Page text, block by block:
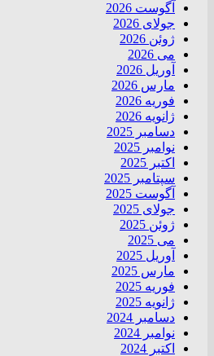
آگوست 2026
جولای 2026
ژوئن 2026
می 2026
آوریل 2026
مارس 2026
فوریه 2026
ژانویه 2026
دسامبر 2025
نوامبر 2025
اکتبر 2025
سپتامبر 2025
آگوست 2025
جولای 2025
ژوئن 2025
می 2025
آوریل 2025
مارس 2025
فوریه 2025
ژانویه 2025
دسامبر 2024
نوامبر 2024
اکتبر 2024